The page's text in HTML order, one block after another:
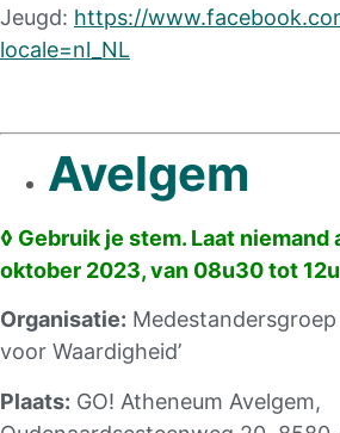
Jeugd: https://
locale=nl_NL
Avelgem
◊ Gebruik je stem. Laat niemand
oktober 2023, van 08u30 tot
Organisatie: Medestandersgroep
voor Waardigheid’
Plaats: GO! Atheneum Avelgem,